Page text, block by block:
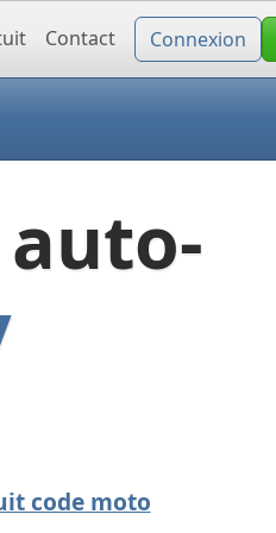
Contact Connexion
code moto